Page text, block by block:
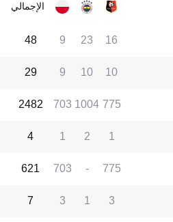
الإجمالي
16
23
9
48
10
10
9
29
775
1004
703
2482
1
2
1
4
775
-
703
621
3
1
3
7